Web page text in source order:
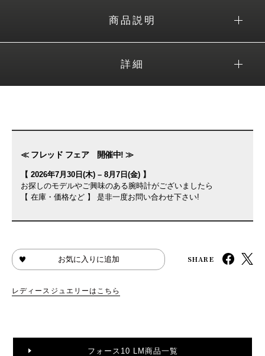
商品説明
詳細
≪ フレッド フェア 開催中! ≫
【 2026年7月30日(木) – 8月7日(金) 】
お探しのモデルやご興味のある腕時計がございましたら
【 在庫・価格など 】 是非一度お問い合わせ下さい!
お気に入りに追加 SHARE
レディースジュエリーはこちら
フォース10 LM商品一覧